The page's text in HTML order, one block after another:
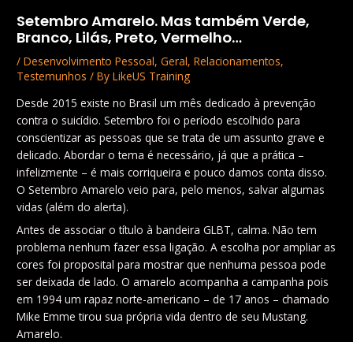
Setembro Amarelo. Mas também Verde,
Branco, Lilás, Preto, Vermelho…
/Desenvolvimento Pessoal,Geral,Relacionamentos,
Testemunhos / ByLikeUS Training
Desde 2015 existe no Brasil um mês dedicado à prevenção
contra o suicídio. Setembro foi o período escolhido para
conscientizar as pessoas que se trata de um assunto grave e
delicado. Abordar o tema é necessário, já que a prática –
infelizmente – é mais corriqueira e pouco damos conta disso.
O Setembro Amarelo veio para, pelo menos, salvar algumas
vidas (além do alerta).
Antes de associar o título à bandeira GLBT, calma. Não tem
problema nenhum fazer essa ligação. A escolha por ampliar as
cores foi proposital para mostrar que nenhuma pessoa pode
ser deixada de lado. O amarelo acompanha a campanha pois
em 1994 um rapaz norte-americano – de 17 anos – chamado
Mike Emme tirou sua própria vida dentro de seu Mustang.
Amarelo.